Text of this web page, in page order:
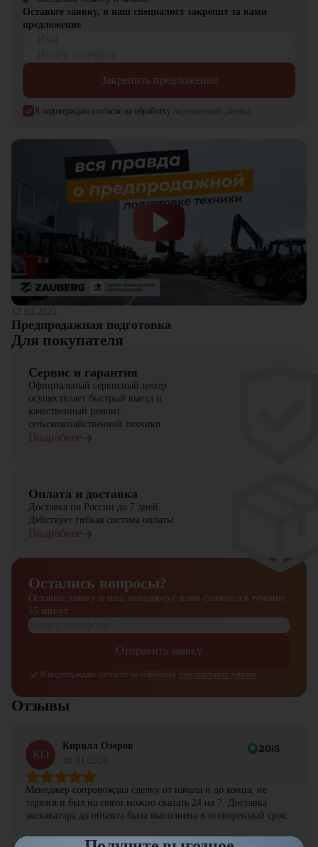
эффективность при выполнении любых земляных работ.
модели техники. На нашем сайте представлен широкий выбор
спецтехники, вилочной и малой складской техники, навесного
оборудования и запчастей.
Оставьте заявку, и наш специалист закрепит за вами
предложение
Закрепить предложение
Я подтверждаю согласие на обработку персональных данных
12.03.2025
Предпродажная подготовка
Для покупателя
Сервис и гарантия
Официальный сервисный центр
осуществляет быстрый выезд и
качественный ремонт
сельскохозяйственной техники
Подробнее
Оплата и доставка
Доставка по России до 7 дней
Действует гибкая система оплаты
Подробнее
Остались вопросы?
Оставьте заявку и наш менеджер с вами свяжется в течение
15 минут
Отправить заявку
Я подтверждаю согласие на обработку персональных данных
Отзывы
КО
Кирилл Озеров
Менеджер сопровождал сделку от начала и до конца, не
терялся и был на связи можно сказать 24 на 7. Доставка
экскаватора до объекта была выполнена в оговоренный срок.